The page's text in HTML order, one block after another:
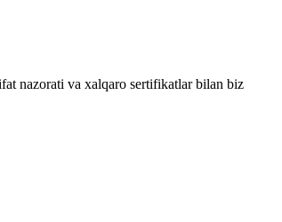
nazorati va xalqaro sertifikatlar bilan biz